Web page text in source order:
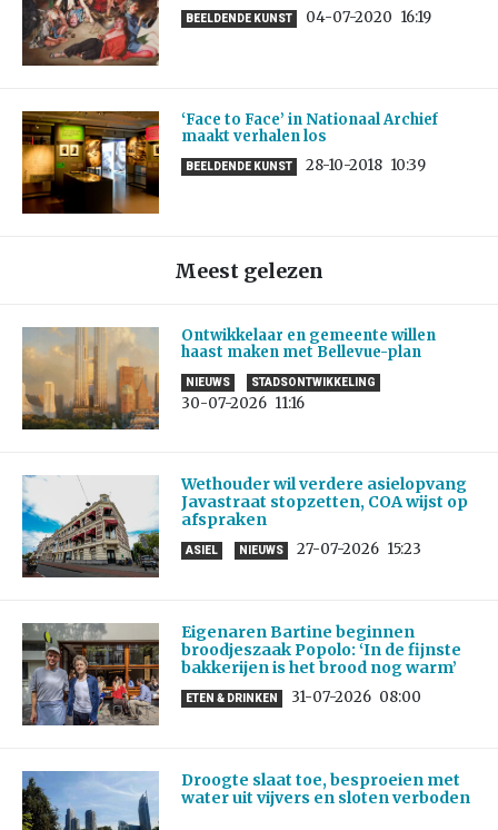
BEELDENDE KUNST 04-07-2020 16:19
‘Face to Face’ in Nationaal Archief
maakt verhalen los
BEELDENDE KUNST 28-10-2018 10:39
Meest gelezen
Ontwikkelaar en gemeente willen
haast maken met Bellevue-plan
NIEUWS STADSONTWIKKELING
30-07-2026 11:16
Wethouder wil verdere asielopvang
Javastraat stopzetten, COA wijst op
afspraken
ASIEL NIEUWS 27-07-2026 15:23
Eigenaren Bartine beginnen
broodjeszaak Popolo: ‘In de fijnste
bakkerijen is het brood nog warm’
ETEN & DRINKEN 31-07-2026 08:00
Droogte slaat toe, besproeien met
water uit vijvers en sloten verboden